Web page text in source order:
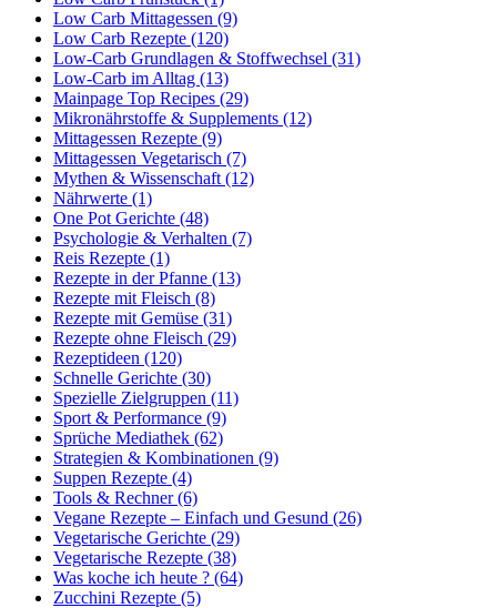
Low Carb Mittagessen (9)
Low Carb Rezepte (120)
Low-Carb Grundlagen & Stoffwechsel (31)
Low-Carb im Alltag (13)
Mainpage Top Recipes (29)
Mikronährstoffe & Supplements (12)
Mittagessen Rezepte (9)
Mittagessen Vegetarisch (7)
Mythen & Wissenschaft (12)
Nährwerte (1)
One Pot Gerichte (48)
Psychologie & Verhalten (7)
Reis Rezepte (1)
Rezepte in der Pfanne (13)
Rezepte mit Fleisch (8)
Rezepte mit Gemüse (31)
Rezepte ohne Fleisch (29)
Rezeptideen (120)
Schnelle Gerichte (30)
Spezielle Zielgruppen (11)
Sport & Performance (9)
Sprüche Mediathek (62)
Strategien & Kombinationen (9)
Suppen Rezepte (4)
Tools & Rechner (6)
Vegane Rezepte – Einfach und Gesund (26)
Vegetarische Gerichte (29)
Vegetarische Rezepte (38)
Was koche ich heute ? (64)
Zucchini Rezepte (5)